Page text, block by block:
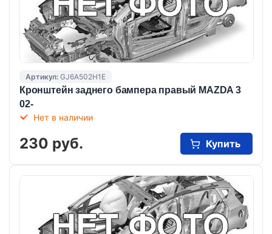
Артикул: GJ6A502H1E
Кронштейн заднего бампера правый MAZDA 3
02-
Нет в наличии
230 руб. Купить